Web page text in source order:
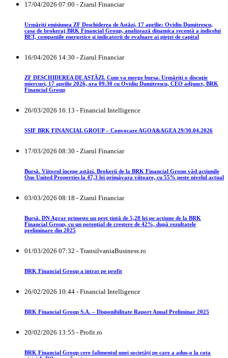
17/04/2026 07:00 - Ziarul Financiar
Urmăriţi emisiunea ZF Deschiderea de Astăzi, 17 aprilie: Ovidiu Dumitrescu,
casa de brokeraj BRK Financial Group, analizează dinamica recentă a indicelui
BET, companiile energetice şi indicatorii de evaluare ai pieţei de capital
16/04/2026 14:30 - Ziarul Financiar
ZF DESCHIDEREA DE ASTĂZI. Cum va merge bursa. Urmăriţi o discuţie
miercuri, 17 aprilie 2026, ora 09.30 cu Ovidiu Dumitrescu, CEO adjunct, BRK
Financial Group
26/03/2026 16:13 - Financial Intelligence
SSIF BRK FINANCIAL GROUP – Convocare AGOA&AGEA 29/30.04.2026
17/03/2026 08:30 - Ziarul Financiar
Bursă. Viitorul începe astăzi. Brokerii de la BRK Financial Group văd acţiunile
One United Properties la 47,3 lei primăvara viitoare, cu 55% peste nivelul actual
03/03/2026 08:18 - Ziarul Financiar
Bursă. DN Agrar primeşte un preţ ţintă de 5,28 lei pe acţiune de la BRK
Financial Group, cu un potenţial de creştere de 42%, după rezultatele
preliminare din 2025
01/03/2026 07:32 - TransilvaniaBusiness.ro
BRK Financial Group a intrat pe profit
26/02/2026 10:44 - Financial Intelligence
BRK Financial Group S.A. – Disponibilitate Raport Anual Preliminar 2025
20/02/2026 13:55 - Profit.ro
BRK Financial Group cere falimentul unei societăți pe care a adus-o la cota